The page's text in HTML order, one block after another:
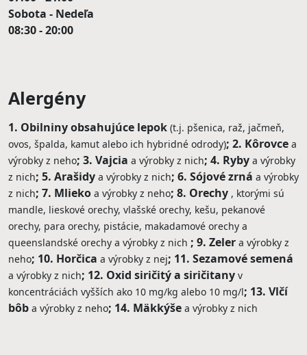
Sobota - Nedeľa
08:30 - 20:00
Alergény
1. Obilniny obsahujúce lepok (t.j. pšenica, raž, jačmeň,
ovos, špalda, kamut alebo ich hybridné odrody) 2. Kôrovce a
výrobky z neho 3. Vajcia a výrobky z nich 4. Ryby a výrobky
z nich 5. Arašidy a výrobky z nich 6. Sójové zrná a výrobky
z nich 7. Mlieko a výrobky z neho 8. Orechy , ktorými sú
mandle, lieskové orechy, vlašské orechy, kešu, pekanové
orechy, para orechy, pistácie, makadamové orechy a
queenslandské orechy a výrobky z nich
9. Zeler a výrobky z
neho 10. Horčica a výrobky z nej 11. Sezamové semená
a výrobky z nich 12. Oxid siričitý a siričitany v
koncentráciách vyšších ako 10 mg/kg alebo 10 mg/l 13. Vlčí
bôb a výrobky z neho 14. Mäkkýše a výrobky z nich